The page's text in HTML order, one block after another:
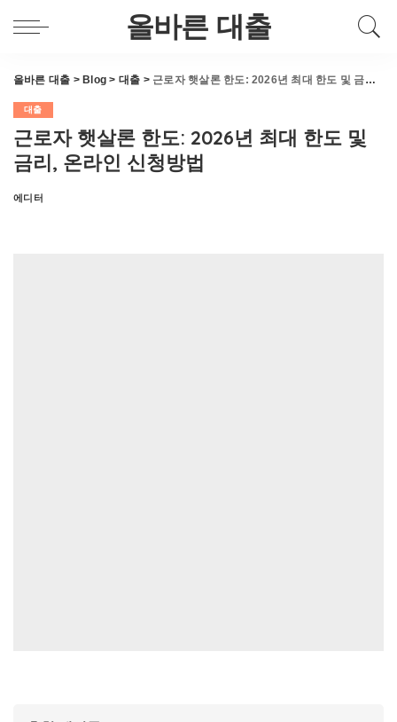
올바른 대출
올바른 대출 > Blog > 대출 > 근로자 햇살론 한도: 2026년 최대 한도 및 금리, 온라인 신청방법
대출
근로자 햇살론 한도: 2026년 최대 한도 및
금리, 온라인 신청방법
Posted
에디터